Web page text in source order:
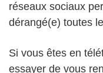
réseaux sociaux
dérangé(e) toutes
Si vous êtes en
essayer de vous